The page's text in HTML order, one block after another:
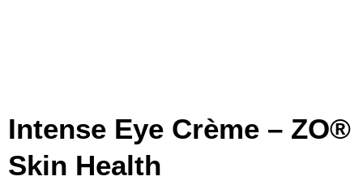
Intense Eye Crème – ZO®
Skin Health